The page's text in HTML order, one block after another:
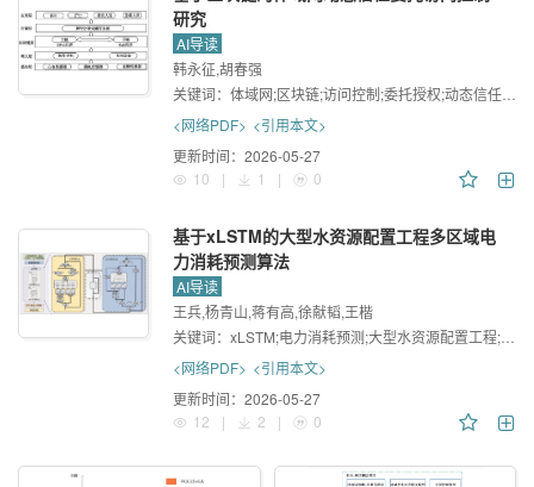
研究
AI导读
韩永征,胡春强
关键词： 体域网;区块链;访问控制;委托授权;动态信任评估;智能合约
<网络PDF> <引用本文>
更新时间： 2026-05-27
10
| 1 | 0
基于xLSTM的大型水资源配置工程多区域电
力消耗预测算法
AI导读
王兵,杨青山,蒋有高,徐献韬,王楷
关键词： xLSTM;电力消耗预测;大型水资源配置工程;多区域预测
<网络PDF> <引用本文>
更新时间： 2026-05-27
12
| 2 | 0